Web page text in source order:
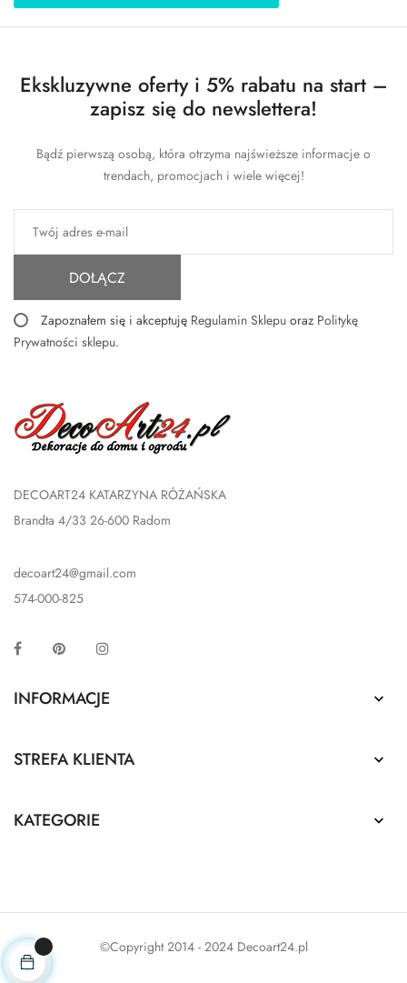
Ekskluzywne oferty i 5% rabatu na start –
zapisz się do newslettera!
Bądź pierwszą osobą, która otrzyma najświeższe informacje o
trendach, promocjach i wiele więcej!
DOŁĄCZ
Zapoznałem się i akceptuję Regulamin Sklepu oraz Politykę
Prywatności sklepu.
DECOART24 KATARZYNA RÓŻAŃSKA
Brandta 4/33 26-600 Radom
decoart24@gmail.com
574-000-825
Facebook Pinterest
INFORMACJE 
STREFA KLIENTA 
KATEGORIE 
©Copyright 2014 - 2024 Decoart24.pl